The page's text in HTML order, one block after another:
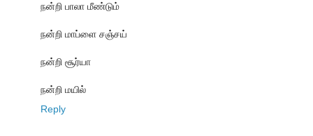
நன்றி பாலா மீண்டும்
நன்றி மாப்ளை சஞ்சய்
நன்றி சூர்யா
நன்றி மயில்
Reply